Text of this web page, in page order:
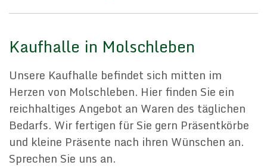
Kaufhalle in Molschleben
Unsere Kaufhalle befindet sich mitten im
Herzen von Molschleben. Hier finden Sie ein
reichhaltiges Angebot an Waren des täglichen
Bedarfs. Wir fertigen für Sie gern Präsentkörbe
und kleine Präsente nach ihren Wünschen an.
Sprechen Sie uns an.